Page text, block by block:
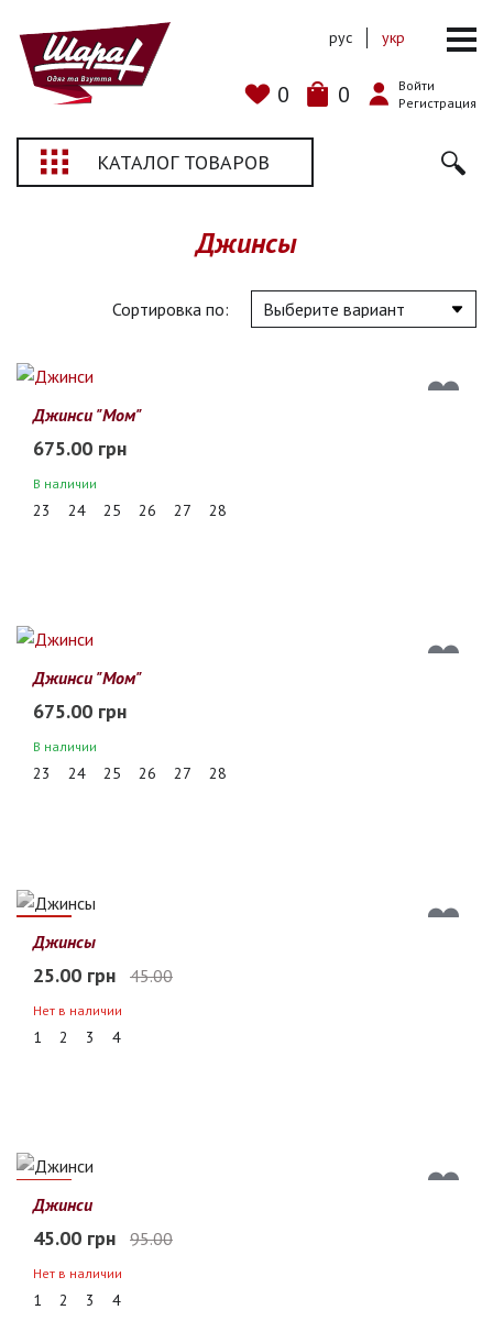
0 0
Войти
Регистрация
рус укр
КАТАЛОГ ТОВАРОВ
Джинсы
Сортировка по:
Джинси "Мом"
675.00 грн
В наличии
23 24 25 26 27 28
Джинси "Мом"
675.00 грн
В наличии
23 24 25 26 27 28
44%
Джинсы
25.00 грн 45.00
Нет в наличии
1 2 3 4
53%
Джинси
45.00 грн 95.00
Нет в наличии
1 2 3 4